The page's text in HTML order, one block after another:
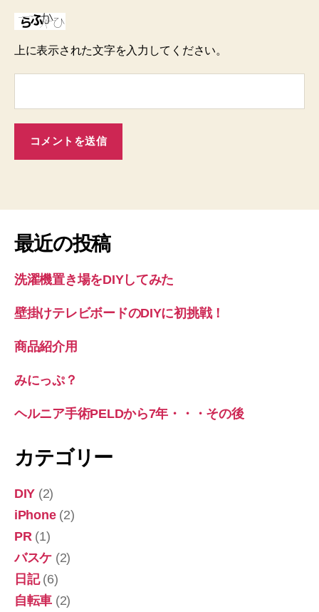
上に表示された文字を入力してください。
最近の投稿
洗濯機置き場をDIYしてみた
壁掛けテレビボードのDIYに初挑戦！
商品紹介用
みにっぷ？
ヘルニア手術PELDから7年・・・その後
カテゴリー
DIY (2)
iPhone(2)
PR (1)
バスケ (2)
日記(6)
自転車 (2)